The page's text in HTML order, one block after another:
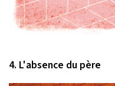
4. L'absence du père